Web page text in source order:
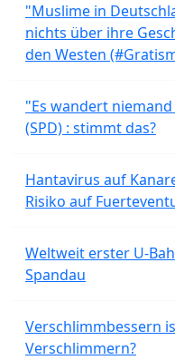
"Muslime in
nichts über ihre
den Westen
"Es wandert
(SPD) : stimmt das?
Hantavirus auf
Risiko auf
Weltweit erster U-
Spandau
Verschlimmbessern
Verschlimmern?